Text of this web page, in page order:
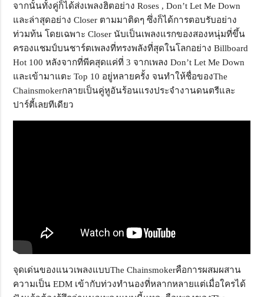
จากนั้นทั้งคู่ก็ได้ส่งเพลงฮิตอย่าง Roses , Don’t Let Me Down
และล่าสุดอย่าง Closer ตามมาติดๆ ซึ่งก็ได้การตอบรับอย่าง
ท่วมท้น โดยเฉพาะ Closer นับเป็นเพลงแรกของสองหนุ่มที่ขึ้น
ครองแชมป์บนชาร์ตเพลงที่ทรงพลังที่สุดในโลกอย่าง Billboard
Hot 100 หลังจากที่พีคสุดแค่ที่ 3 จากเพลง Don’t Let Me Down
และเข้ามาแตะ Top 10 อยู่หลายครั้ง จนทำให้ชื่อของThe
Chainsmokerกลายเป็นคู่หูอันร้อนแรงประจำงานดนตรีและ
ปาร์ตี้เลยทีเดียว
จุดเด่นของแนวเพลงแบบThe Chainsmokerคือการผสมผสาน
ความเป็น EDM เข้ากับท่วงทำนองที่หลากหลายแต่เมื่อใครได้